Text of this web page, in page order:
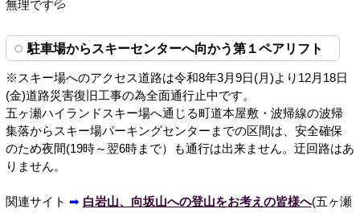
無理です💦
駐車場からスキーセンターへ向かう第１ペアリフト
※スキー場へのアクセス道路は令和8年3月9日(月)より12月18日
(金)道路災害復旧工事の為全面通行止中です。
五ヶ瀬ハイランドスキー場へ通じる町道本屋敷・波帰線の波帰
集落からスキー場パーキングセンターまでの区間は、安全確保
のため夜間(19時～翌6時まで）も通行は出来ません。迂回路はあ
りません。
関連サイト ➡ 白岩山、向坂山への登山をお考えの皆様へ(五ヶ瀬